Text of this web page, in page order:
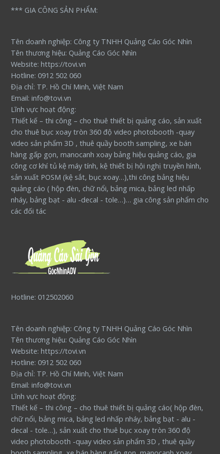
*** GIA CÔNG SẢN PHẨM:
Tên doanh nghiệp: Công ty TNHH Quảng Cáo Góc Nhìn
Tên thương hiệu: Quảng Cáo Góc Nhìn
Website: https://tovi.vn
Hotline: 0912 502 060
Địa chỉ: TP. Hồ Chí Minh, Việt Nam
Email: info@tovi.vn
Lĩnh vực hoạt động:
Thiết kế – thi công – cho thuê thiết bị quảng cáo, sản xuất
cho thuê bục xoay tròn 360 độ video photobooth -quay
video sản phẩm 3D , thuê quầy booth sampling, xe bán
hàng gấp gọn, manocanh xoay bảng hiệu quảng cáo, gia
công cơ khí tủ kệ máy tính, kệ thiết bị hội nghị truyền hình,
sản xuất POSM (kệ sắt, bục xoay…),thi công bảng hiệu
quảng cáo ( hộp đèn, chữ nổi, bảng mica, bảng led nhấp
nháy, bảng bạt - alu -decal - tole…)… gia công sản phẩm cho
các đối tác
Hotline: 012502060
Tên doanh nghiệp: Công ty TNHH Quảng Cáo Góc Nhìn
Tên thương hiệu: Quảng Cáo Góc Nhìn
Website: https://tovi.vn
Hotline: 0912 502 060
Địa chỉ: TP. Hồ Chí Minh, Việt Nam
Email: info@tovi.vn
Lĩnh vực hoạt động:
Thiết kế – thi công – cho thuê thiết bị quảng cáo( hộp đèn,
chữ nổi, bảng mica, bảng led nhấp nháy, bảng bạt - alu -
decal - tole…), sản xuất cho thuê bục xoay tròn 360 độ
video photobooth -quay video sản phẩm 3D , thuê quầy